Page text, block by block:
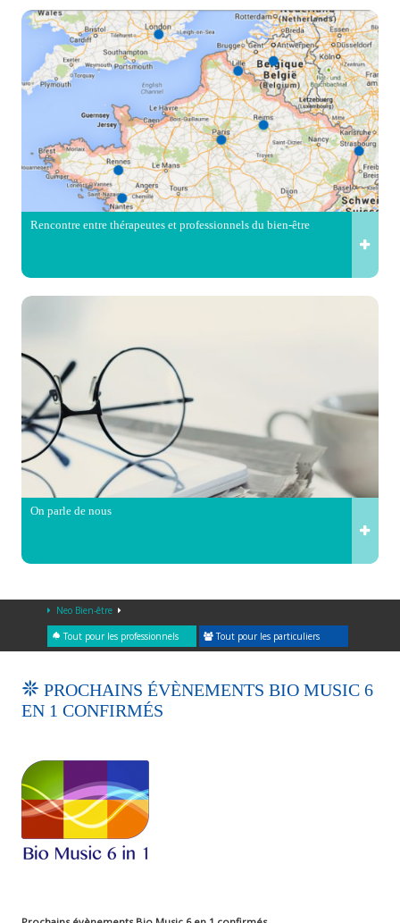
Rencontre entre thérapeutes et professionnels du bien-être
On parle de nous
Neo Bien-être
Tout pour les professionnels Tout pour les particuliers
PROCHAINS ÉVÈNEMENTS BIO MUSIC 6
EN 1 CONFIRMÉS